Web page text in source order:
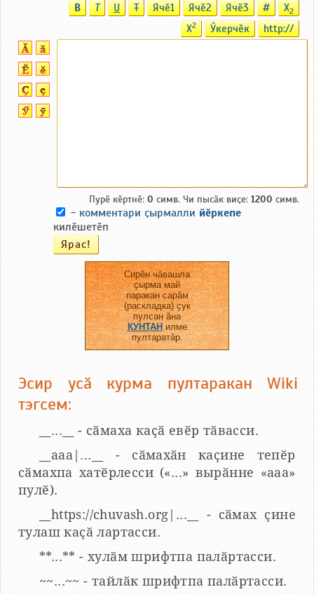
B T U T Ячӗ1 Ячӗ2 Ячӗ3 # X2
X2 Ӳкерчӗк http://
Пурӗ кӗртнӗ: 0 симв. Чи пысӑк виҫе: 1200 симв.
- комментари ҫырмалли йӗркепе
килӗшетӗп
Сирӗн чӑвашла
ҫырма май
паракан сарӑм
(раскладка) ҫук
пулсан ӑна
КУНТАНилме
пултаратӑр.
Эсир усӑ курма пултаракан Wiki
тэгсем:
__...__ - сӑмаха каҫӑ евӗр тӑвасси.
__aaa|...__ - сӑмахӑн каҫине тепӗр
сӑмахпа хатӗрлесси («...» вырӑнне «ааа»
пулӗ).
__https://chuvash.org|...__ - сӑмах ҫине
тулаш каҫӑ лартасси.
**...** - хулӑм шрифтпа палӑртасси.
~~...~~ - тайлӑк шрифтпа палӑртасси.